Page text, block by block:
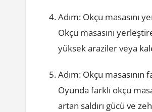
Adım: Okçu masasını
Okçu masasını
yüksek araziler veya
Adım: Okçu
Oyunda farklı okçu
artan saldırı gücü ve